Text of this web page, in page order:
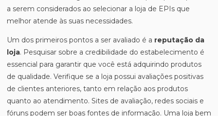
a serem considerados ao selecionar a loja de EPIs que
melhor atende às suas necessidades.
Um dos primeiros pontos a ser avaliado é a reputação da
loja. Pesquisar sobre a credibilidade do estabelecimento é
essencial para garantir que você está adquirindo produtos
de qualidade. Verifique se a loja possui avaliações positivas
de clientes anteriores, tanto em relação aos produtos
quanto ao atendimento. Sites de avaliação, redes sociais e
fóruns podem ser boas fontes de informação. Uma loja bem